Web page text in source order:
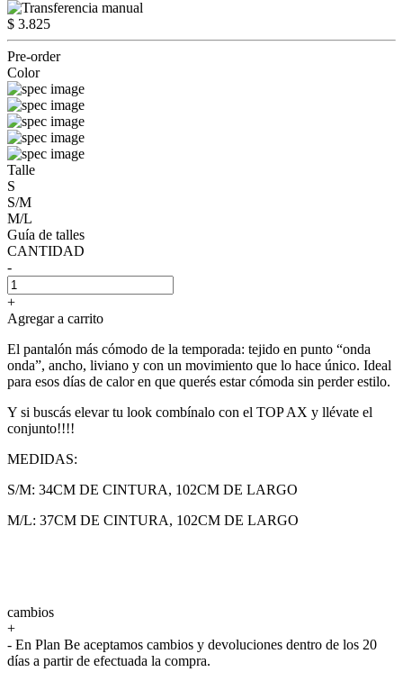
$ 3.825
Pre-order
Color
Talle
S
S/M
M/L
Guía de talles
CANTIDAD
-
+
Agregar a carrito
El pantalón más cómodo de la temporada: tejido en punto “onda
onda”, ancho, liviano y con un movimiento que lo hace único. Ideal
para esos días de calor en que querés estar cómoda sin perder estilo.
Y si buscás elevar tu look combínalo con el TOP AX y llévate el
conjunto!!!!
MEDIDAS:
S/M: 34CM DE CINTURA, 102CM DE LARGO
M/L: 37CM DE CINTURA, 102CM DE LARGO
cambios
+
- En Plan Be aceptamos cambios y devoluciones dentro de los 20
días a partir de efectuada la compra.